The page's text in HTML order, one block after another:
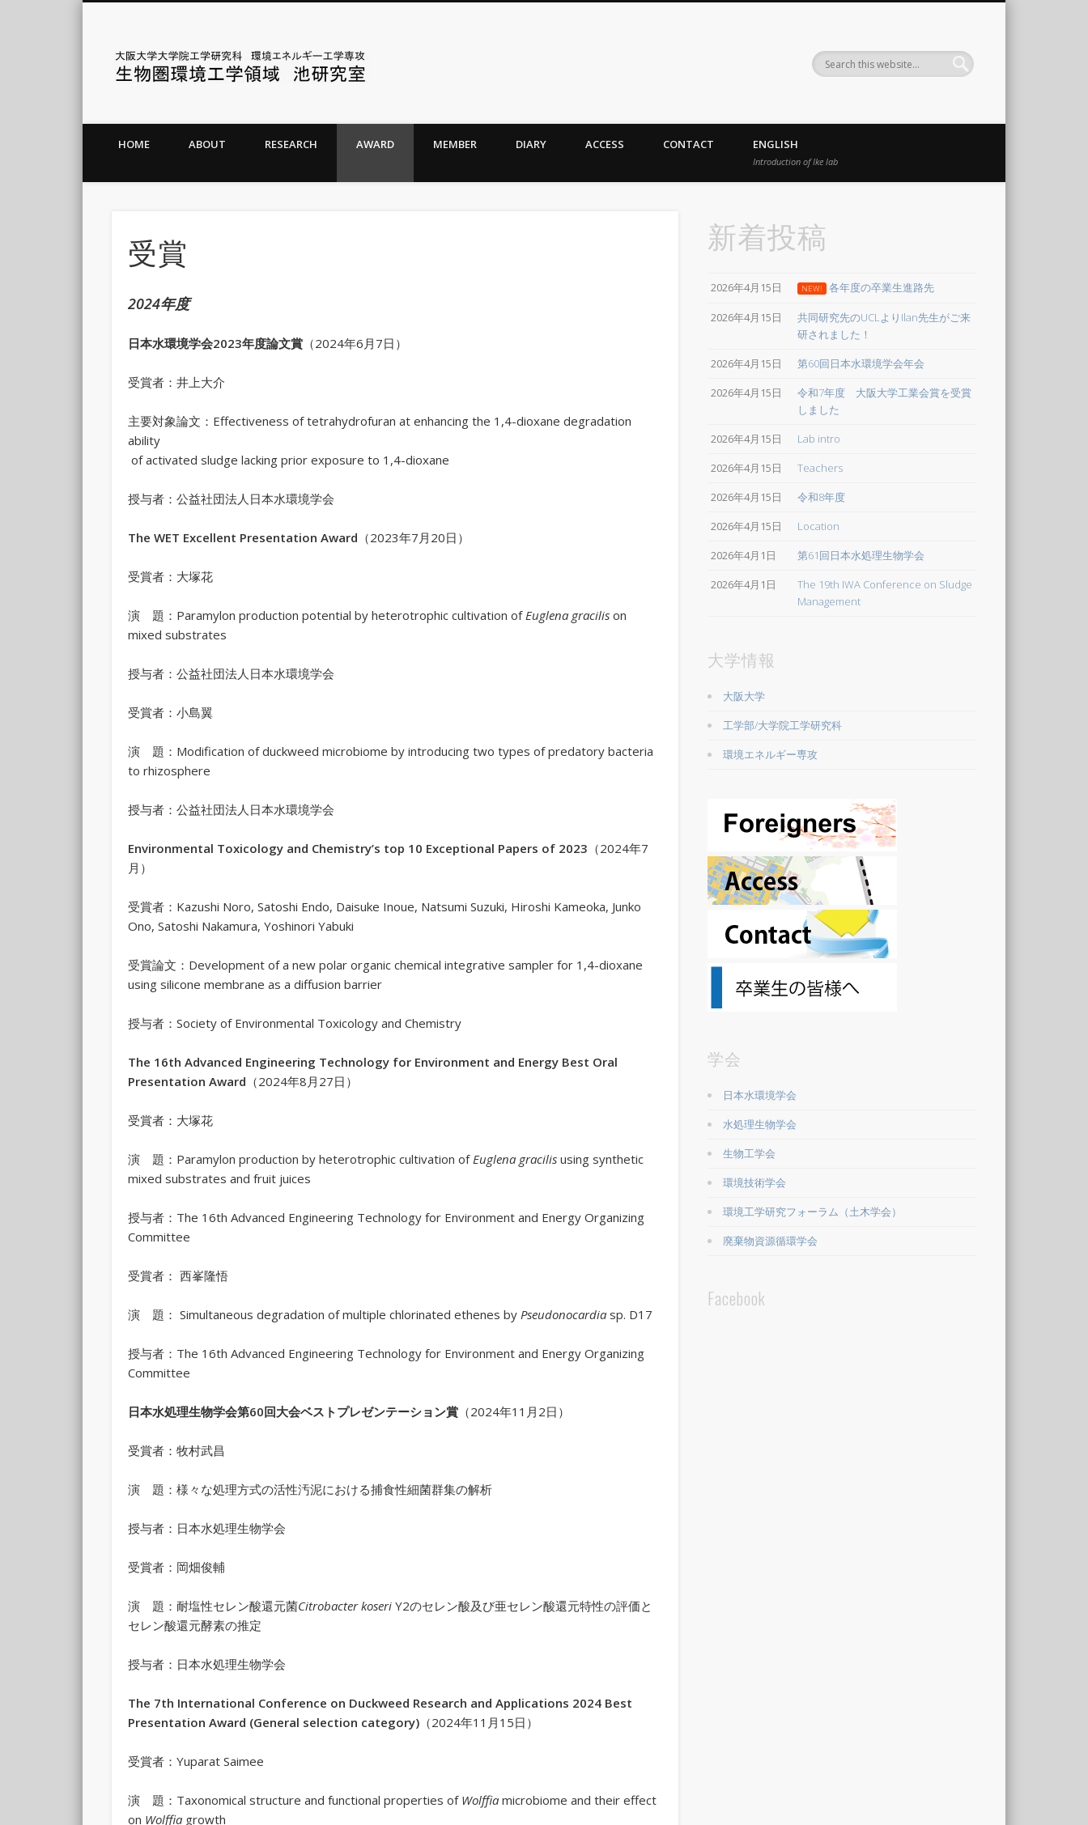
大阪大学大学院環境エネルギー工学専攻 生物圏環
境工学領域 (Bio-Environmental Engineering Ike Laboratory)
大阪大学大学院環境エネルギー工学専攻 生物圏環境工学領域の公式サイト
HOME ABOUT RESEARCH AWARD MEMBER DIARY ACCESS CONTACT ENGLISH
Introduction of Ike lab
受賞
2024年度
日本水環境学会2023年度論文賞 （2024年6月7日）
受賞者：井上大介
主要対象論文：Effectiveness of tetrahydrofuran at enhancing the 1,4-dioxane degradation
ability
of activated sludge lacking prior exposure to 1,4-dioxane
授与者：公益社団法人日本水環境学会
The WET Excellent Presentation Award （2023年7月20日）
受賞者：大塚花
演 題：Paramylon production potential by heterotrophic cultivation ofEuglena gracilis on
mixed substrates
授与者：公益社団法人日本水環境学会
受賞者：小島翼
演 題：Modification of duckweed microbiome by introducing two types of predatory bacteria
to rhizosphere
授与者：公益社団法人日本水環境学会
Environmental Toxicology and Chemistry’s top 10 Exceptional Papers of 2023 （2024年7
月）
受賞者：Kazushi Noro, Satoshi Endo, Daisuke Inoue, Natsumi Suzuki, Hiroshi Kameoka, Junko
Ono, Satoshi Nakamura, Yoshinori Yabuki
受賞論文：Development of a new polar organic chemical integrative sampler for 1,4-dioxane
using silicone membrane as a diffusion barrier
授与者：Society of Environmental Toxicology and Chemistry
The 16th Advanced Engineering Technology for Environment and Energy Best Oral
Presentation Award （2024年8月27日）
受賞者：大塚花
演 題：Paramylon production by heterotrophic cultivation ofEuglena gracilis using synthetic
mixed substrates and fruit juices
授与者：The 16th Advanced Engineering Technology for Environment and Energy Organizing
Committee
受賞者： 西峯隆悟
演 題： Simultaneous degradation of multiple chlorinated ethenes byPseudonocardia sp. D17
授与者：The 16th Advanced Engineering Technology for Environment and Energy Organizing
Committee
日本水処理生物学会第60回大会ベストプレゼンテーション賞 （2024年11月2日）
受賞者：牧村武昌
演 題：様々な処理方式の活性汚泥における捕食性細菌群集の解析
授与者：日本水処理生物学会
受賞者：岡畑俊輔
演 題：耐塩性セレン酸還元菌Citrobacter koseri Y2のセレン酸及び亜セレン酸還元特性の評価と
セレン酸還元酵素の推定
授与者：日本水処理生物学会
The 7th International Conference on Duckweed Research and Applications 2024 Best
Presentation Award (General selection category) （2024年11月15日）
受賞者：Yuparat Saimee
演 題：Taxonomical structure and functional properties of Wolffia microbiome and their effect
on Wolffia growth
新着投稿
2026年4月15日 NEW! 各年度の卒業生進路先
2026年4月15日
共同研究先のUCLよりIlan先生がご来
研されました！
2026年4月15日
第60回日本水環境学会年会
2026年4月15日
令和7年度 大阪大学工業会賞を受賞
しました
2026年4月15日
Lab intro
2026年4月15日
Teachers
2026年4月15日
令和8年度
2026年4月15日
Location
2026年4月1日
第61回日本水処理生物学会
2026年4月1日
The 19th IWA Conference on Sludge
Management
大学情報
大阪大学
工学部/大学院工学研究科
環境エネルギー専攻
学会
日本水環境学会
水処理生物学会
生物工学会
環境技術学会
環境工学研究フォーラム（土木学会）
廃棄物資源循環学会
Facebook